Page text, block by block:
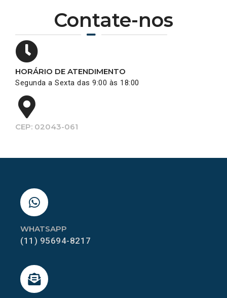
Contate-nos
HORÁRIO DE ATENDIMENTO
Segunda a Sexta das 9:00 às 18:00
CEP: 02043-061
WHATSAPP
(11) 95694-8217